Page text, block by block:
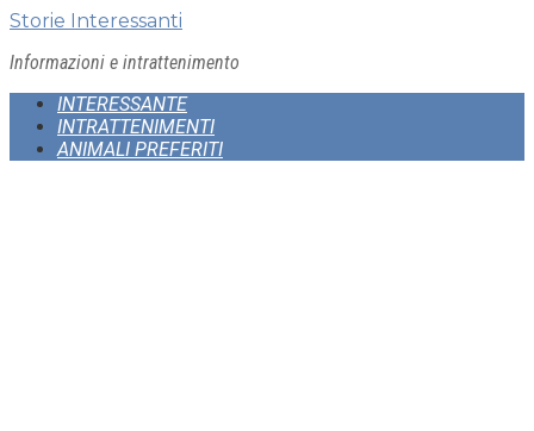
Skip
content
Storie Interessanti
Informazioni e intrattenimento
INTERESSANTE
INTRATTENIMENTI
ANIMALI PREFERITI